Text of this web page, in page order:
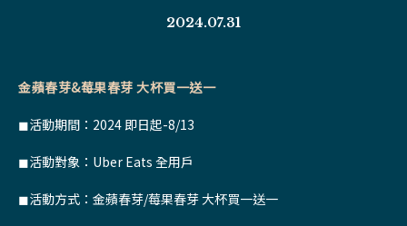
2024.07.31
金蘋春芽&莓果春芽 大杯買一送一
◼活動期間：2024 即日起-8/13
◼活動對象：Uber Eats 全用戶
◼活動方式：金蘋春芽/莓果春芽 大杯買一送一